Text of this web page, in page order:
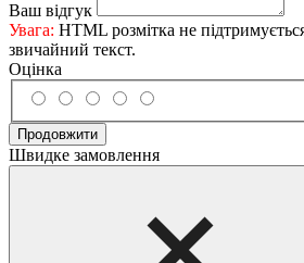
Ваш відгук
Увага: HTML розмітка не
звичайний текст.
Оцінка
Продовжити
Швидке замовлення